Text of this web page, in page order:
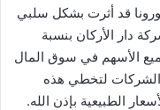
قد أثرت بشكل سلبي
دار الأركان بنسبة
جميع الأسهم في سوق المال
لتخطي هذه
الطبيعية بإذن الله.